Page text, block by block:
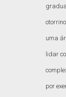
uma
lidar
por